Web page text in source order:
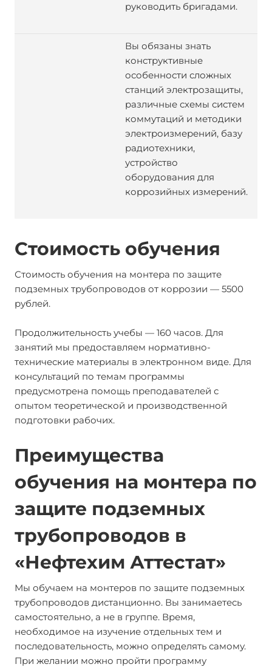
руководить бригадами.
Вы обязаны знать
конструктивные
особенности сложных
станций электрозащиты,
различные схемы систем
коммутаций и методики
электроизмерений, базу
радиотехники,
устройство
оборудования для
коррозийных измерений.
Стоимость обучения
Стоимость обучения на монтера по защите
подземных трубопроводов от коррозии — 5500
рублей.
Продолжительность учебы — 160 часов. Для
занятий мы предоставляем нормативно-
технические материалы в электронном виде. Для
консультаций по темам программы
предусмотрена помощь преподавателей с
опытом теоретической и производственной
подготовки рабочих.
Преимущества
обучения на монтера по
защите подземных
трубопроводов в
«Нефтехим Аттестат»
Мы обучаем на монтеров по защите подземных
трубопроводов дистанционно. Вы занимаетесь
самостоятельно, а не в группе. Время,
необходимое на изучение отдельных тем и
последовательность, можно определять самому.
При желании можно пройти программу